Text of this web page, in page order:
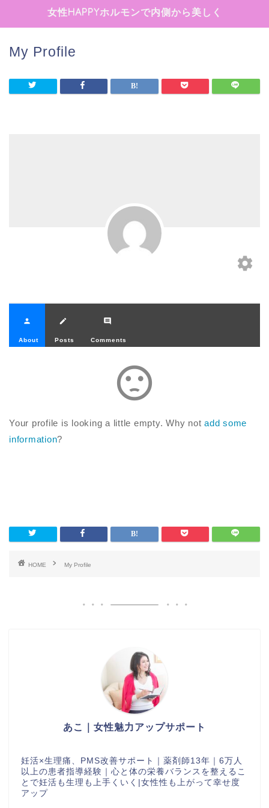
女性HAPPYホルモンで内側から美しく
My Profile
settings
person
About
create
Posts
comment
Comments
sentiment_dissatisfied
Your profile is looking a little empty. Why not add some
information?
HOME My Profile
あこ｜女性魅力アップサポート
妊活×生理痛、PMS改善サポート｜薬剤師13年｜6万人
以上の患者指導経験｜心と体の栄養バランスを整えるこ
とで妊活も生理も上手くいく|女性性も上がって幸せ度
アップ